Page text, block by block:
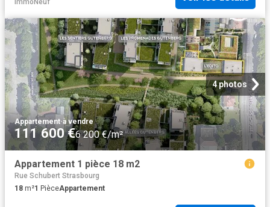
ImmoNeuf
4 photos
Appartement·à vendre
111 600 €6 200 €/m²
Appartement 1 pièce 18 m2
Rue Schubert Strasbourg
18 m²1 PièceAppartement